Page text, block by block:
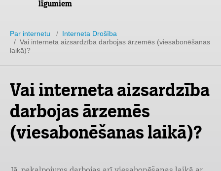
līgumiem
Par internetu / Interneta Drošība
/ Vai interneta aizsardzība darbojas ārzemēs (viesabonēšanas
laikā)?
Vai interneta aizsardzība
darbojas ārzemēs
(viesabonēšanas laikā)?